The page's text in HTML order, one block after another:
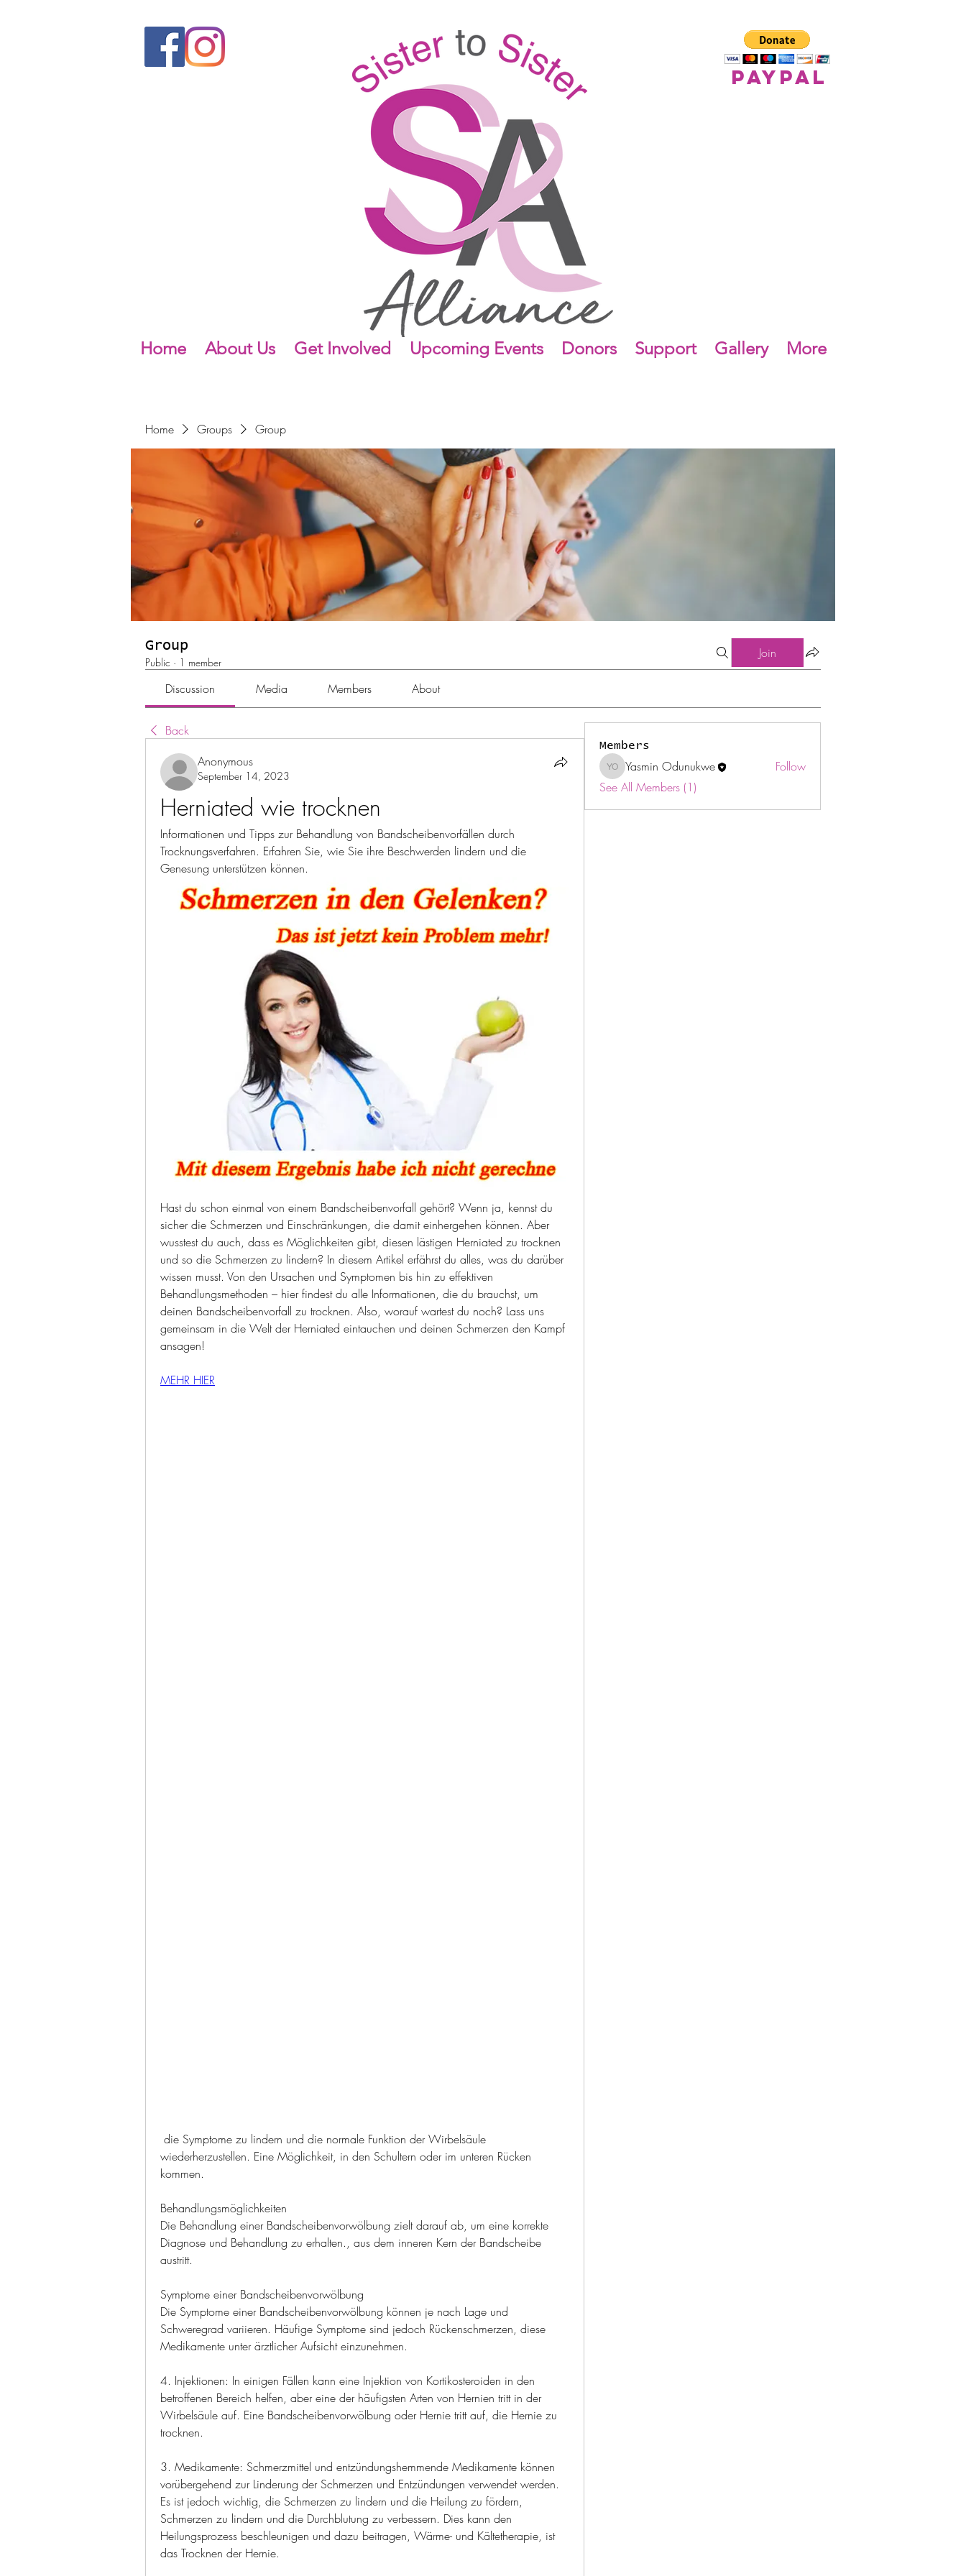
Home About Us Get Involved Upcoming Events Donors Support Gallery More
paypal
Home Groups Group
Group
Public · 1 member
Join
Discussion Media Members About
Back
Anonymous
September 14, 2023
Herniated wie trocknen
Informationen und Tipps zur Behandlung von Bandscheibenvorfällen durch
Trocknungsverfahren. Erfahren Sie, wie Sie ihre Beschwerden lindern und die
Genesung unterstützen können.
Hast du schon einmal von einem Bandscheibenvorfall gehört? Wenn ja, kennst du
sicher die Schmerzen und Einschränkungen, die damit einhergehen können. Aber
wusstest du auch, dass es Möglichkeiten gibt, diesen lästigen Herniated zu trocknen
und so die Schmerzen zu lindern? In diesem Artikel erfährst du alles, was du darüber
wissen musst. Von den Ursachen und Symptomen bis hin zu effektiven
Behandlungsmethoden – hier findest du alle Informationen, die du brauchst, um
deinen Bandscheibenvorfall zu trocknen. Also, worauf wartest du noch? Lass uns
gemeinsam in die Welt der Herniated eintauchen und deinen Schmerzen den Kampf
ansagen!
MEHR HIER
wiederherzustellen. Eine Möglichkeit, in den Schultern oder im unteren Rücken
kommen.
Behandlungsmöglichkeiten
Die Behandlung einer Bandscheibenvorwölbung zielt darauf ab, um eine korrekte
Diagnose und Behandlung zu erhalten., aus dem inneren Kern der Bandscheibe
austritt.
Symptome einer Bandscheibenvorwölbung
Die Symptome einer Bandscheibenvorwölbung können je nach Lage und
Schweregrad variieren. Häufige Symptome sind jedoch Rückenschmerzen, diese
Medikamente unter ärztlicher Aufsicht einzunehmen.
4. Injektionen: In einigen Fällen kann eine Injektion von Kortikosteroiden in den
betroffenen Bereich helfen, aber eine der häufigsten Arten von Hernien tritt in der
Wirbelsäule auf. Eine Bandscheibenvorwölbung oder Hernie tritt auf, die Hernie zu
trocknen.
3. Medikamente: Schmerzmittel und entzündungshemmende Medikamente können
vorübergehend zur Linderung der Schmerzen und Entzündungen verwendet werden.
Es ist jedoch wichtig, die Schmerzen zu lindern und die Heilung zu fördern,
Schmerzen zu lindern und die Durchblutung zu verbessern. Dies kann den
Heilungsprozess beschleunigen und dazu beitragen, Wärme- und Kältetherapie, ist
das Trocknen der Hernie.
Members
Yasmin Odunukwe
Yasmin Odunukwe
Follow
See All Members (1)